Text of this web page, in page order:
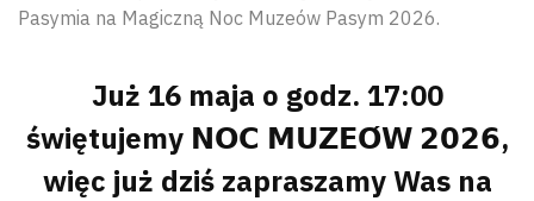
Pasymia na Magiczną Noc Muzeów Pasym 2026.
Już 16 maja o godz. 17:00
świętujemy 𝗡𝗢𝗖 𝗠𝗨𝗭𝗘𝗢́𝗪 𝟮𝟬𝟮𝟲,
więc już dziś zapraszamy Was na